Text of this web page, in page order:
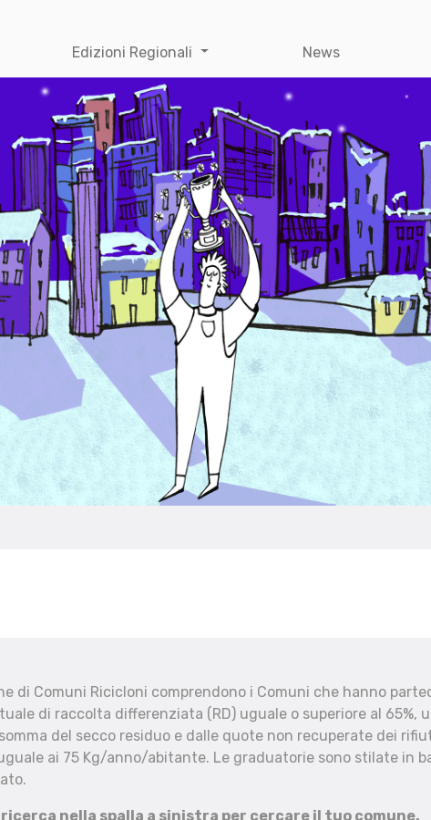
Edizioni Regionali News
di Comuni Ricicloni comprendono i Comuni che hanno
di raccolta differenziata (RD) uguale o superiore al
del secco residuo e dalle quote non recuperate dei
ai 75 Kg/anno/abitante. Le graduatorie sono stilate in
nella spalla a sinistra per cercare il tuo comune.